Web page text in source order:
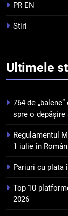
6
7
PR EN
Stiri
Ultimele
764 de
spre o depășire
Regulamentul
1 iulie în
Pariuri cu plata
Top 10
2026